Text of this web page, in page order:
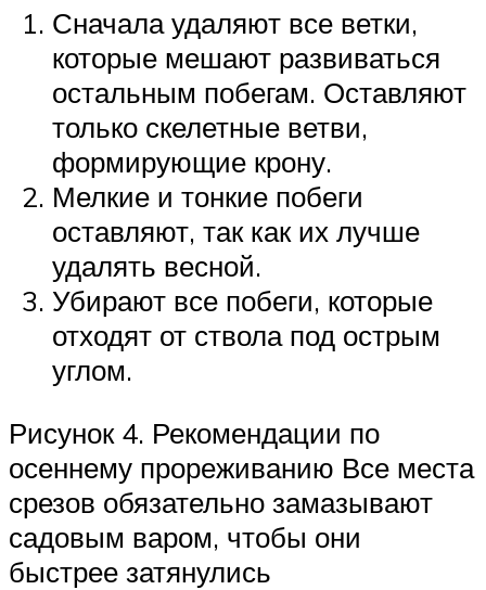
Сначала удаляют все ветки,
которые мешают развиваться
остальным побегам. Оставляют
только скелетные ветви,
формирующие крону.
Мелкие и тонкие побеги
оставляют, так как их лучше
удалять весной.
Убирают все побеги, которые
отходят от ствола под острым
углом.
Рисунок 4. Рекомендации по
осеннему прореживанию Все места
срезов обязательно замазывают
садовым варом, чтобы они
быстрее затянулись